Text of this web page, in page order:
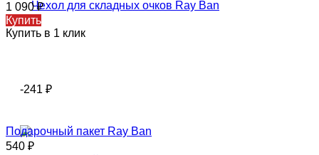
1 090₽
Купить
Купить в 1 клик
-241 ₽
Подарочный пакет Ray Ban
540 ₽